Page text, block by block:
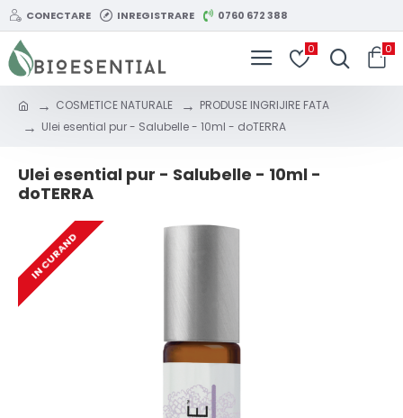
CONECTARE INREGISTRARE 0760 672 388
0 0
COSMETICE NATURALE
PRODUSE INGRIJIRE FATA
Ulei esential pur - Salubelle - 10ml - doTERRA
Ulei esential pur - Salubelle - 10ml -
doTERRA
IN CURAND